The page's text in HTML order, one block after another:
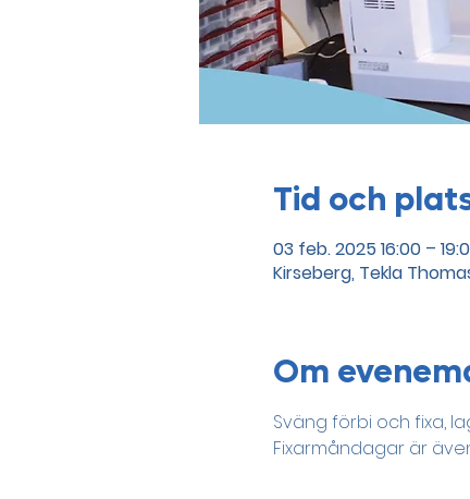
Tid och
03 feb. 2025 16:00 –
Kirseberg, Tekla
Om
Sväng förbi och fixa,
Fixarmåndagar är